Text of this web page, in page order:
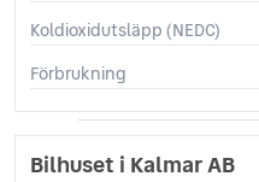
Koldioxidutsläpp (NEDC)
Förbrukning
Bilhuset i Kalmar AB